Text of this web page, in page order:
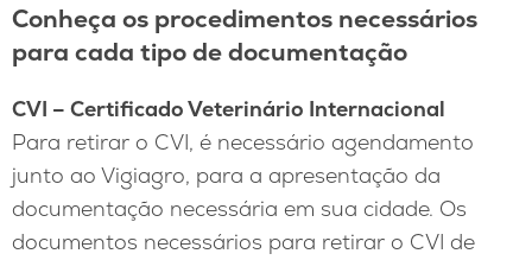
Conheça os procedimentos necessários
para cada tipo de documentação
CVI – Certificado Veterinário Internacional
Para retirar o CVI, é necessário agendamento
junto ao Vigiagro, para a apresentação da
documentação necessária em sua cidade. Os
documentos necessários para retirar o CVI de